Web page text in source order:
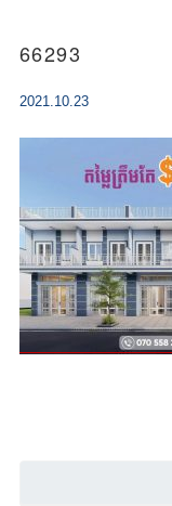
66293
2021.10.23